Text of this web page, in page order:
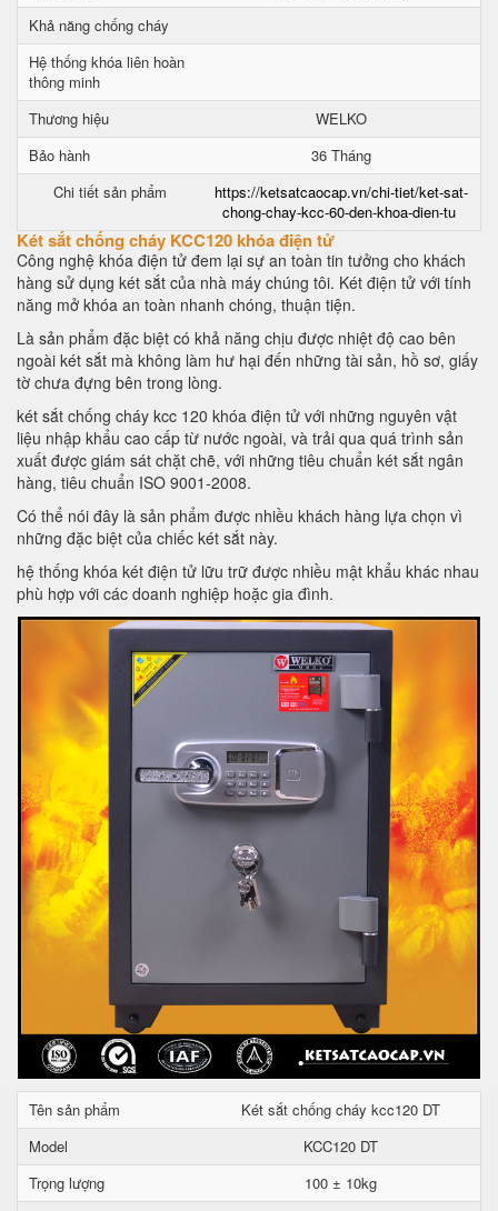
Khả năng chống cháy
Hệ thống khóa liên hoàn
thông minh
Thương hiệu
WELKO
Bảo hành
36 Tháng
Chi tiết sản phẩm
https://ketsatcaocap.vn/chi-tiet/ket-sat-
chong-chay-kcc-60-den-khoa-dien-tu
Két sắt chống cháy KCC120 khóa điện tử
Công nghệ khóa điện tử đem lại sự an toàn tin tưởng cho khách
hàng sử dụng két sắt của nhà máy chúng tôi. Két điện tử với tính
năng mở khóa an toàn nhanh chóng, thuận tiện.
Là sản phẩm đặc biệt có khả năng chịu được nhiệt độ cao bên
ngoài két sắt mà không làm hư hại đến những tài sản, hồ sơ, giấy
tờ chưa đựng bên trong lòng.
két sắt chống cháy kcc 120 khóa điện tử với những nguyên vật
liệu nhập khẩu cao cấp từ nước ngoài, và trải qua quá trình sản
xuất được giám sát chặt chẽ, với những tiêu chuẩn két sắt ngân
hàng, tiêu chuẩn ISO 9001-2008.
Có thể nói đây là sản phẩm được nhiều khách hàng lựa chọn vì
những đặc biệt của chiếc két sắt này.
hệ thống khóa két điện tử lữu trữ được nhiều mật khẩu khác nhau
phù hợp với các doanh nghiệp hoặc gia đình.
Tên sản phẩm
Két sắt chống cháy kcc120 DT
Model
KCC120 DT
Trọng lượng
100 ± 10kg